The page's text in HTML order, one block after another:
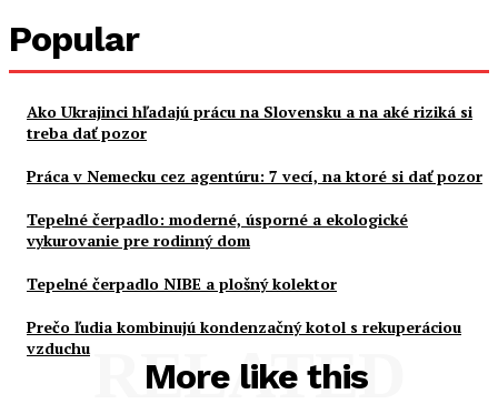
Popular
Ako Ukrajinci hľadajú prácu na Slovensku a na aké riziká si
treba dať pozor
Práca v Nemecku cez agentúru: 7 vecí, na ktoré si dať pozor
Tepelné čerpadlo: moderné, úsporné a ekologické
vykurovanie pre rodinný dom
Tepelné čerpadlo NIBE a plošný kolektor
Prečo ľudia kombinujú kondenzačný kotol s rekuperáciou
vzduchu
More like this
RELATED